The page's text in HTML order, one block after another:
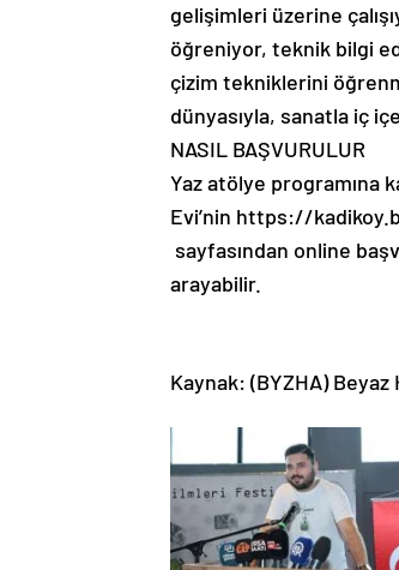
gelişimleri üzerine
öğreniyor, teknik bilgi
çizim tekniklerini
dünyasıyla, sanatla iç
NASIL BAŞVURULUR
Yaz atölye programına
Evi’nin https://
sayfasından online
arayabilir.
Kaynak: (BYZHA) Beyaz